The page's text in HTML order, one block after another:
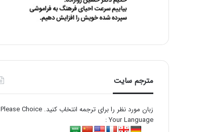
مترجم سایت
زبان مورد نظر را برای ترجمه انتخاب کنید. Please Choice
Your Language :